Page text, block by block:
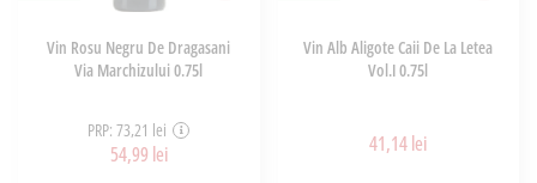
Vin Rosu Negru De Dragasani
Via Marchizului 0.75l
PRP: 73,21 lei
54,99 lei
Vin Alb Aligote Caii De La Letea
Vol.I 0.75l
41,14 lei